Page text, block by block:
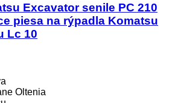
Excavator senile PC 210
piesa na rýpadla Komatsu
Lc 10
Oltenia